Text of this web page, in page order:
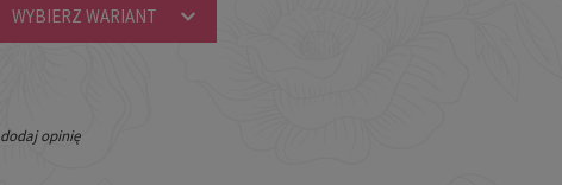
WYBIERZ WARIANT
dodaj opinię